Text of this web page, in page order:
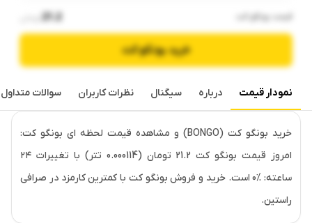
بونگو کت
خریدبونگو کت
نمودار قیمت درباره سیگنال نظرات کاربران سوالات متداول
قیمت لحظه‌ایبونگو کت
خرید بونگو کت (BONGO) و مشاهده قیمت لحظه ای بونگو کت:
امروز قیمت بونگو کت 21.2 تومان (0.000114 تتر) با تغییرات ۲۴
ساعته: ‎0% است. خرید و فروش بونگو کت با کمترین کارمزد در صرافی
راستین.